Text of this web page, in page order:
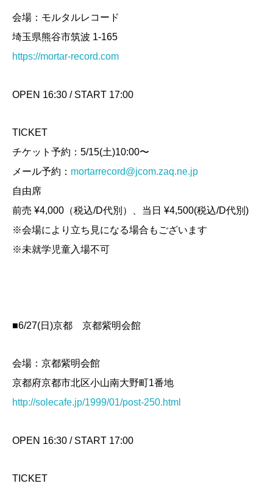
会場：モルタルレコード
埼玉県熊谷市筑波 1-165
https://mortar-record.com
OPEN 16:30 / START 17:00
TICKET
チケット予約：5/15(土)10:00〜
メール予約： mortarrecord@jcom.zaq.ne.jp
自由席
前売 ¥4,000（税込/D代別）、当日 ¥4,500(税込/D代別)
※会場により立ち見になる場合もございます
※未就学児童入場不可
■6/27(日)京都 京都紫明会館
会場：京都紫明会館
京都府京都市北区小山南大野町1番地
http://solecafe.jp/1999/01/post-250.html
OPEN 16:30 / START 17:00
TICKET